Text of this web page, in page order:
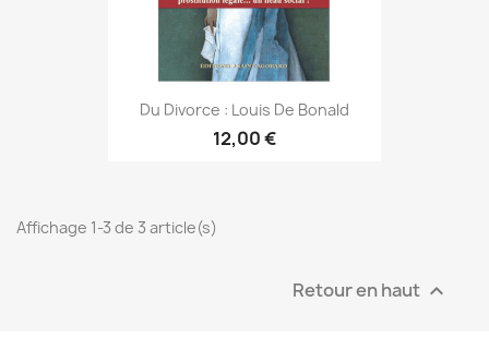
Du Divorce : Louis De Bonald
12,00 €
Affichage 1-3 de 3 article(s)
Retour en haut 